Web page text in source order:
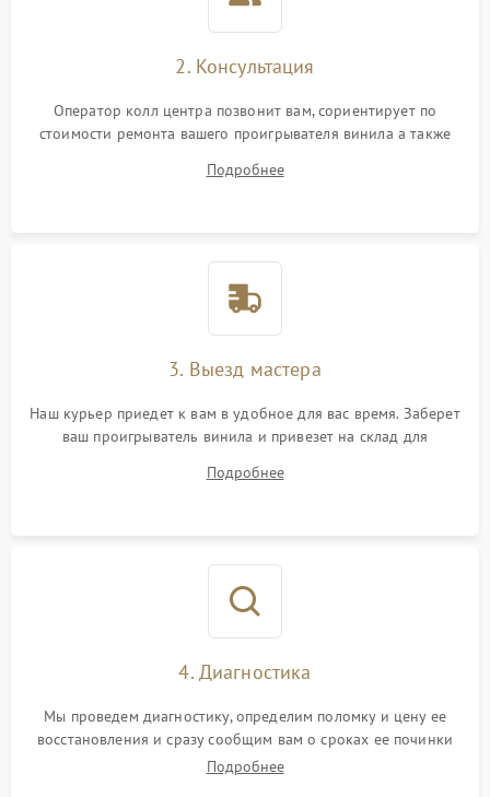
2. Консультация
Оператор колл центра позвонит вам, сориентирует по
стоимости ремонта вашего проигрывателя винила а также
Подробнее
3. Выезд мастера
Наш курьер приедет к вам в удобное для вас время. Заберет
ваш проигрыватель винила и привезет на склад для
Подробнее
4. Диагностика
Мы проведем диагностику, определим поломку и цену ее
восстановления и сразу сообщим вам о сроках ее починки
Подробнее